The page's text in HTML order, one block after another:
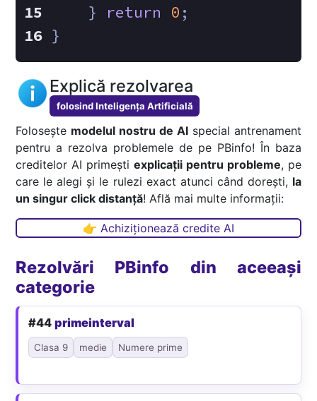
    }
return 0 ;
}
Explică rezolvarea
folosind Inteligența Artificială
Folosește modelul nostru de AIspecial antrenament
pentru a rezolva problemele de pe PBinfo! În baza
creditelor AI primești explicații pentru probleme, pe
care le alegi și le rulezi exact atunci când dorești, la
un singur click distanță! Află mai multe informații:
👉 Achiziționează credite AI
Rezolvări PBinfo din aceeași
categorie
#44primeinterval
Clasa 9 medie Numere prime